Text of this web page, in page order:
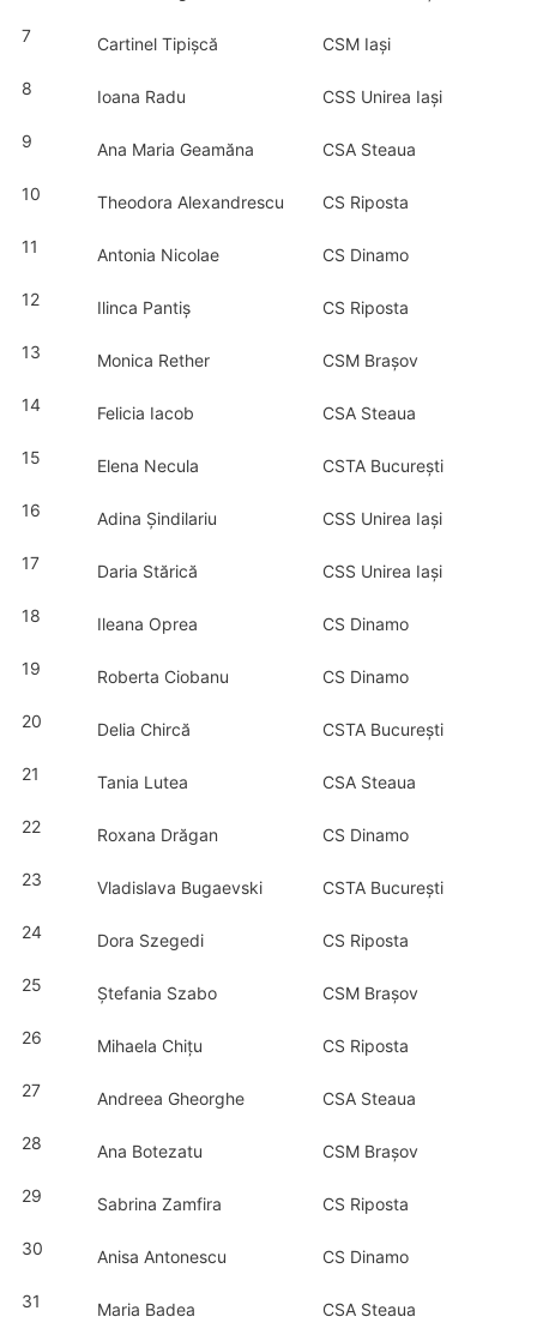
7 Cartinel Tipișcă CSM Iași
8 Ioana Radu CSS Unirea Iași
9 Ana Maria Geamăna CSA Steaua
10 Theodora Alexandrescu CS Riposta
11 Antonia Nicolae CS Dinamo
12 Ilinca Pantiș CS Riposta
13 Monica Rether CSM Brașov
14 Felicia Iacob CSA Steaua
15 Elena Necula CSTA București
16 Adina Șindilariu CSS Unirea Iași
17 Daria Stărică CSS Unirea Iași
18 Ileana Oprea CS Dinamo
19 Roberta Ciobanu CS Dinamo
20 Delia Chircă CSTA București
21 Tania Lutea CSA Steaua
22 Roxana Drăgan CS Dinamo
23 Vladislava Bugaevski CSTA București
24 Dora Szegedi CS Riposta
25 Ștefania Szabo CSM Brașov
26 Mihaela Chițu CS Riposta
27 Andreea Gheorghe CSA Steaua
28 Ana Botezatu CSM Brașov
29 Sabrina Zamfira CS Riposta
30 Anisa Antonescu CS Dinamo
31 Maria Badea CSA Steaua